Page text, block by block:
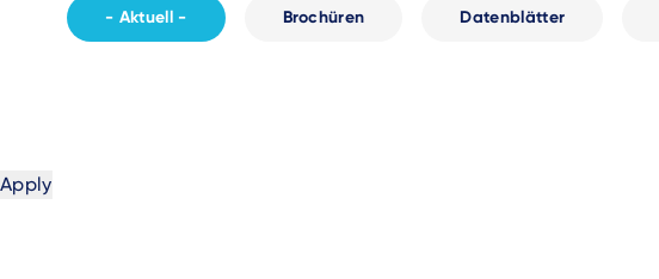
- Aktuell - Brochüren Datenblätter